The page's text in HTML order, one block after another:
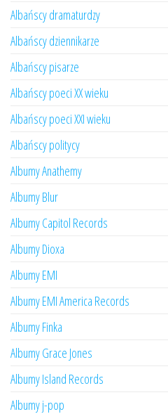
Albańscy dramaturdzy
Albańscy dziennikarze
Albańscy pisarze
Albańscy poeci XX wieku
Albańscy poeci XXI wieku
Albańscy politycy
Albumy Anathemy
Albumy Blur
Albumy Capitol Records
Albumy Dioxa
Albumy EMI
Albumy EMI America Records
Albumy Finka
Albumy Grace Jones
Albumy Island Records
Albumy j-pop